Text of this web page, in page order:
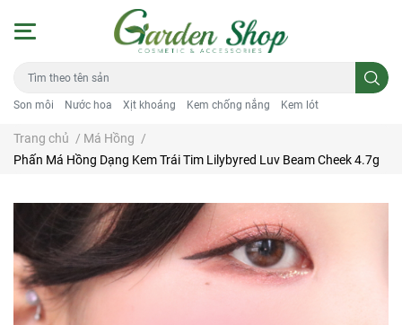
Son môi Nước hoa Xịt khoáng Kem chống nắng Kem lót
Trang chủ / Má Hồng /
Phấn Má Hồng Dạng Kem Trái Tim Lilybyred Luv Beam Cheek 4.7g